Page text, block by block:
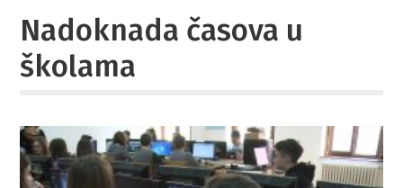
Nadoknada časova u
školama